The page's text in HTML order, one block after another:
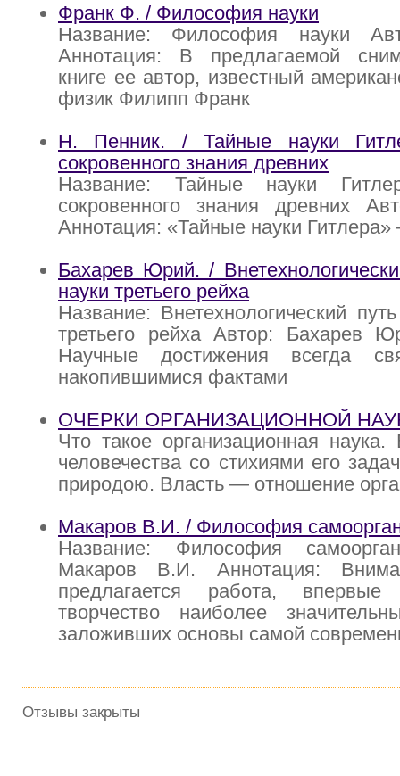
Франк Ф. / Философия науки
Название: Философия науки
Аннотация: В предлагаемой
книге ее автор, известный
физик Филипп Франк
Н. Пенник. / Тайные науки
сокровенного знания древних
Название: Тайные науки
сокровенного знания древних
Аннотация: «Тайные науки
Бахарев Юрий. /
науки третьего рейха
Название: Внетехнологический
третьего рейха Автор: Бахарев
Научные достижения всегда
накопившимися фактами
ОЧЕРКИ ОРГАНИЗАЦИОННОЙ
Что такое организационная
человечества со стихиями его
природою. Власть — отношение
Макаров В.И. / Философия
Название: Философия
Макаров В.И. Аннотация:
предлагается работа, впервые
творчество наиболее
заложивших основы самой
Отзывы закрыты